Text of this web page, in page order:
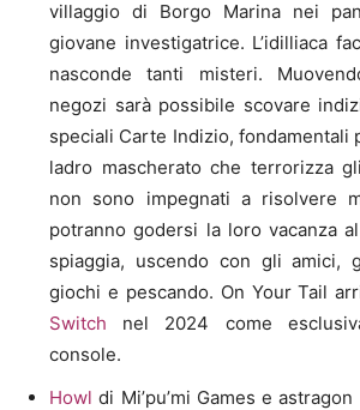
villaggio di Borgo Marina nei
giovane investigatrice. L’idilliaca
nasconde tanti misteri.
negozi sarà possibile scovare
speciali Carte Indizio, fondamentali
ladro mascherato che terrorizza
non sono impegnati a risolvere
potranno godersi la loro vacanza
spiaggia, uscendo con gli amici,
giochi e pescando. On Your Tail
Switch nel 2024 come
console.
Howl di Mi’pu’mi Games e